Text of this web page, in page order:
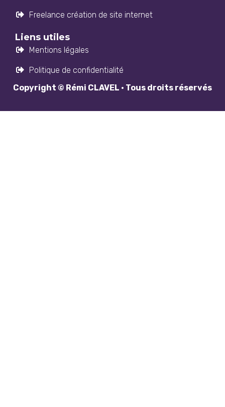
Freelance création de site internet
Liens utiles
Mentions légales
Politique de confidentialité
Copyright © Rémi CLAVEL · Tous droits réservés